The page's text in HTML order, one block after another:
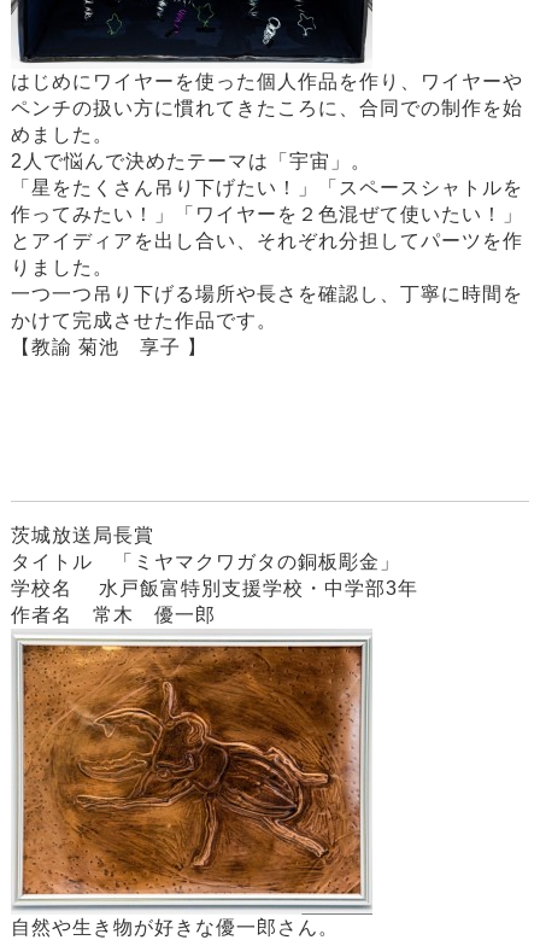
はじめにワイヤーを使った個人作品を作り、ワイヤーや
ペンチの扱い方に慣れてきたころに、合同での制作を始
めました。
2人で悩んで決めたテーマは「宇宙」。
「星をたくさん吊り下げたい！」「スペースシャトルを
作ってみたい！」「ワイヤーを２色混ぜて使いたい！」
とアイディアを出し合い、それぞれ分担してパーツを作
りました。
一つ一つ吊り下げる場所や長さを確認し、丁寧に時間を
かけて完成させた作品です。
【教諭 菊池 享子 】
茨城放送局長賞
タイトル 「ミヤマクワガタの銅板彫金」
学校名 水戸飯富特別支援学校・中学部3年
作者名 常木 優一郎
自然や生き物が好きな優一郎さん。